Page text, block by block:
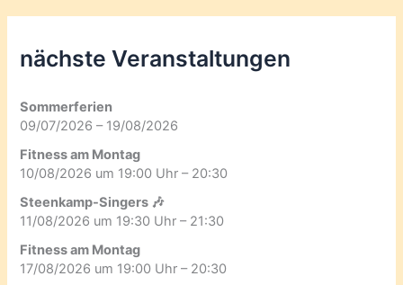
nächste Veranstaltungen
Sommerferien
09/07/2026 – 19/08/2026
Fitness am Montag
10/08/2026 um 19:00 Uhr – 20:30
Steenkamp-Singers 🎶
11/08/2026 um 19:30 Uhr – 21:30
Fitness am Montag
17/08/2026 um 19:00 Uhr – 20:30